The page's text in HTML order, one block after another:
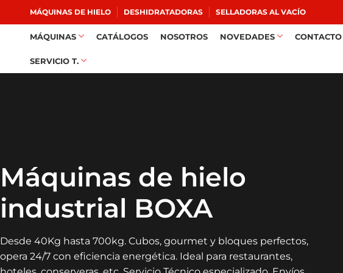
MÁQUINAS DE HIELO DESHIDRATADORAS SELLADORAS AL VACÍO
MÁQUINAS CATÁLOGOS NOSOTROS NOVEDADES CONTACTO
SERVICIO T.
Máquinas de hielo
industrial BOXA
Desde 40Kg hasta 700kg. Cubos, gourmet y bloques perfectos,
opera 24/7 con eficiencia energética. Ideal para restaurantes,